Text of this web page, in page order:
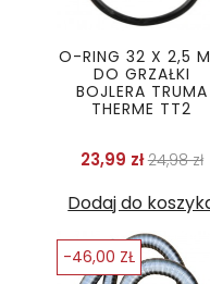
O-RING 32 X 2,5
DO GRZAŁKI
BOJLERA TRUMA
THERME TT2
23,99 złCena
24,98 zł
Dodaj do
-46,00 ZŁ